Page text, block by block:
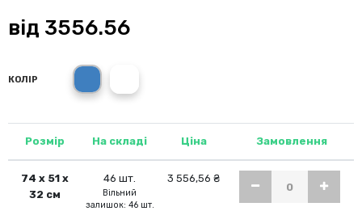
від 3556.56
КОЛІР
синій
Розмір На складі Ціна Замовлення
74 х 51 х
32 см
46 шт.
Вільний
залишок: 46 шт.
3 556,56 ₴